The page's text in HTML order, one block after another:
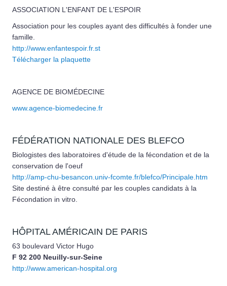
ASSOCIATION L'ENFANT DE L'ESPOIR
Association pour les couples ayant des difficultés à fonder une
famille.
http://www.enfantespoir.fr.st
Télécharger la plaquette
AGENCE DE BIOMÉDECINE
www.agence-biomedecine.fr
FÉDÉRATION NATIONALE DES BLEFCO
Biologistes des laboratoires d'étude de la fécondation et de la
conservation de l'oeuf
http://amp-chu-besancon.univ-fcomte.fr/blefco/Principale.htm
Site destiné à être consulté par les couples candidats à la
Fécondation in vitro.
HÔPITAL AMÉRICAIN DE PARIS
63 boulevard Victor Hugo
F 92 200 Neuilly-sur-Seine
http://www.american-hospital.org